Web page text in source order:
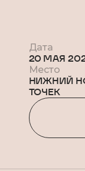
Дата
20 МАЯ
Место
НИЖНИЙ
ТОЧЕК